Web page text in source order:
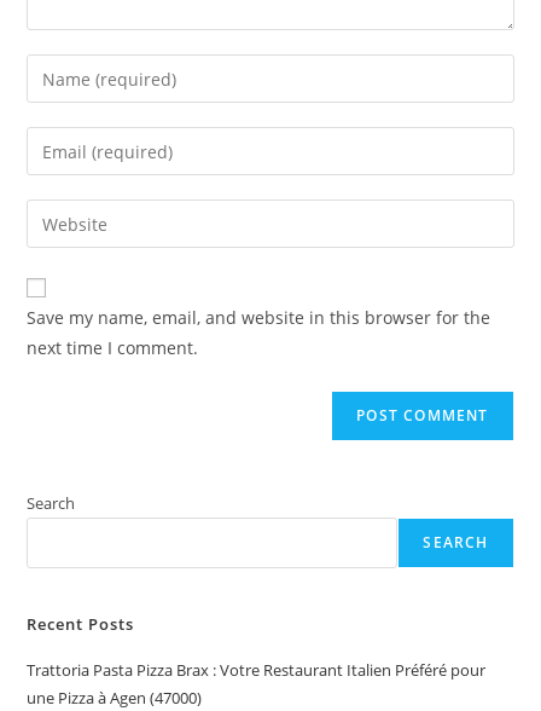
Enter
your
name
comment
Enter
your
email
address
comment
Enter
your
website
URL
(optional)
Save my name, email, and website in this browser for the
next time I comment.
Search
SEARCH
Recent Posts
Trattoria Pasta Pizza Brax : Votre Restaurant Italien Préféré pour
une Pizza à Agen (47000)